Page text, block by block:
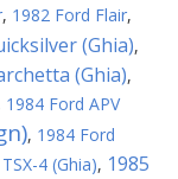
, 1982 Ford Flair,
(Ghia),
(Ghia),
1984 Ford APV
, 1984 Ford
4 (Ghia), 1985